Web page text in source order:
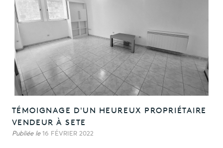
TÉMOIGNAGE D'UN HEUREUX PROPRIÉTAIRE
VENDEUR À SETE
Publiée le16 FÉVRIER 2022